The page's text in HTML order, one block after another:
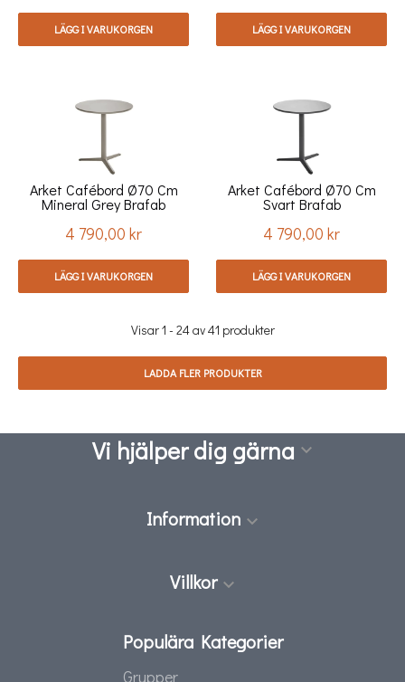
LÄGG I VARUKORGEN LÄGG I VARUKORGEN
Arket Cafébord Ø70 Cm
Mineral Grey Brafab
Pris
4 790,00 kr
LÄGG I VARUKORGEN
Arket Cafébord Ø70 Cm
Svart Brafab
Pris
4 790,00 kr
LÄGG I VARUKORGEN
Visar 1 - 24 av 41 produkter
LADDA FLER PRODUKTER
Vi hjälper dig gärna 
Information 
Villkor 
Populära Kategorier
Grupper